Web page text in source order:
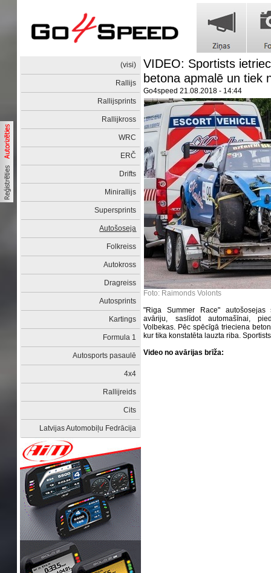
(visi)
Rallijs
Rallijsprints
Rallijkross
WRC
ERČ
Drifts
Minirallijs
Supersprints
Autošoseja
Folkreiss
Autokross
Dragreiss
Autosprints
Kartings
Formula 1
Autosports pasaulē
4x4
Rallijreids
Cits
Latvijas Automobiļu Fedrācija
VIDEO: Sportists
betona apmalē un tiek
Go4speed 21.08.2018 - 14:44
Foto: Raimonds Volonts
"Riga Summer Race" autošosejas
avāriju, saslīdot automašīnai,
Volbekas. Pēc spēcīgā trieciena
kur tika konstatēta lauzta riba.
Video no avārijas brīža: